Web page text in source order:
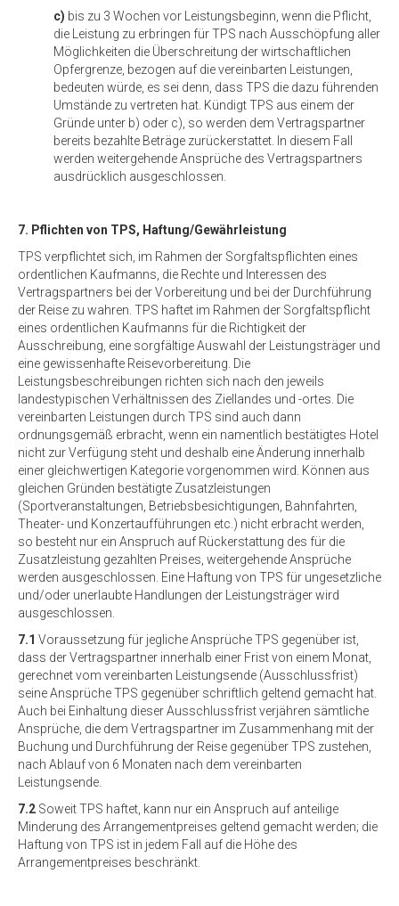
c) bis zu 3 Wochen vor Leistungsbeginn, wenn die Pflicht,
die Leistung zu erbringen für TPS nach Ausschöpfung aller
Möglichkeiten die Überschreitung der wirtschaftlichen
Opfergrenze, bezogen auf die vereinbarten Leistungen,
bedeuten würde, es sei denn, dass TPS die dazu führenden
Umstände zu vertreten hat. Kündigt TPS aus einem der
Gründe unter b) oder c), so werden dem Vertragspartner
bereits bezahlte Beträge zurückerstattet. In diesem Fall
werden weitergehende Ansprüche des Vertragspartners
ausdrücklich ausgeschlossen.
7. Pflichten von TPS, Haftung/Gewährleistung
TPS verpflichtet sich, im Rahmen der Sorgfaltspflichten eines
ordentlichen Kaufmanns, die Rechte und Interessen des
Vertragspartners bei der Vorbereitung und bei der Durchführung
der Reise zu wahren. TPS haftet im Rahmen der Sorgfaltspflicht
eines ordentlichen Kaufmanns für die Richtigkeit der
Ausschreibung, eine sorgfältige Auswahl der Leistungsträger und
eine gewissenhafte Reisevorbereitung. Die
Leistungsbeschreibungen richten sich nach den jeweils
landestypischen Verhältnissen des Ziellandes und -ortes. Die
vereinbarten Leistungen durch TPS sind auch dann
ordnungsgemäß erbracht, wenn ein namentlich bestätigtes Hotel
nicht zur Verfügung steht und deshalb eine Änderung innerhalb
einer gleichwertigen Kategorie vorgenommen wird. Können aus
gleichen Gründen bestätigte Zusatzleistungen
(Sportveranstaltungen, Betriebsbesichtigungen, Bahnfahrten,
Theater- und Konzertaufführungen etc.) nicht erbracht werden,
so besteht nur ein Anspruch auf Rückerstattung des für die
Zusatzleistung gezahlten Preises, weitergehende Ansprüche
werden ausgeschlossen. Eine Haftung von TPS für ungesetzliche
und/oder unerlaubte Handlungen der Leistungsträger wird
ausgeschlossen.
7.1 Voraussetzung für jegliche Ansprüche TPS gegenüber ist,
dass der Vertragspartner innerhalb einer Frist von einem Monat,
gerechnet vom vereinbarten Leistungsende (Ausschlussfrist)
seine Ansprüche TPS gegenüber schriftlich geltend gemacht hat.
Auch bei Einhaltung dieser Ausschlussfrist verjähren sämtliche
Ansprüche, die dem Vertragspartner im Zusammenhang mit der
Buchung und Durchführung der Reise gegenüber TPS zustehen,
nach Ablauf von 6 Monaten nach dem vereinbarten
Leistungsende.
7.2 Soweit TPS haftet, kann nur ein Anspruch auf anteilige
Minderung des Arrangementpreises geltend gemacht werden; die
Haftung von TPS ist in jedem Fall auf die Höhe des
Arrangementpreises beschränkt.